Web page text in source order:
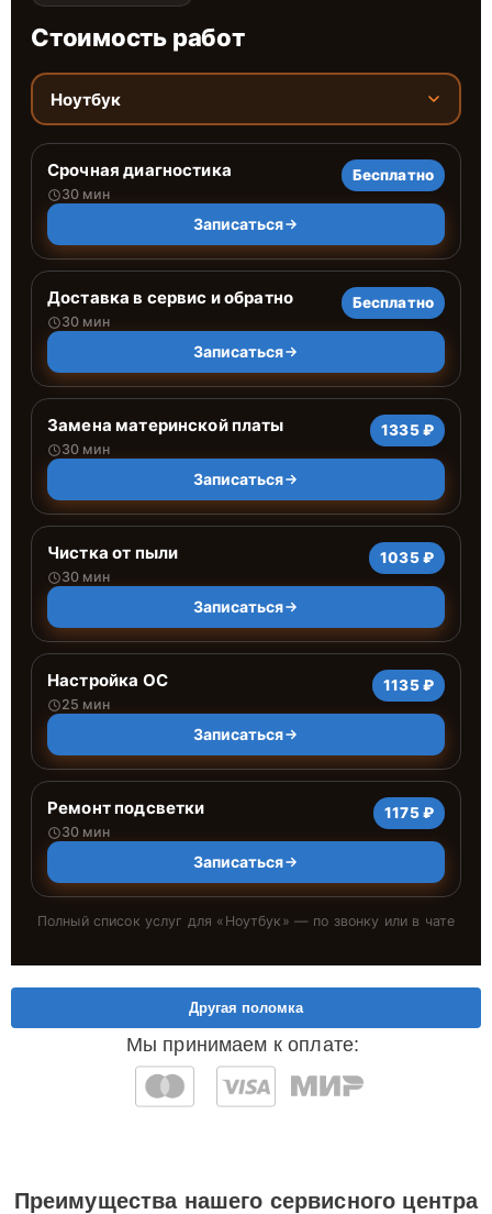
Стоимость работ
Ноутбук
Срочная диагностика
30 мин
Бесплатно
Записаться
Доставка в сервис и обратно
30 мин
Бесплатно
Записаться
Замена материнской платы
30 мин
1335 ₽
Записаться
Чистка от пыли
30 мин
1035 ₽
Записаться
Настройка ОС
25 мин
1135 ₽
Записаться
Ремонт подсветки
30 мин
1175 ₽
Записаться
Полный список услуг для « Ноутбук » — по звонку или в чате
Мы принимаем к оплате:
Другая поломка
Преимущества нашего сервисного центра